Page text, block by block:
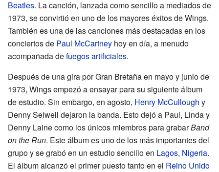
Beatles. La canción, lanzada como sencillo a mediados de
1973, se convirtió en uno de los mayores éxitos de Wings.
También es una de las canciones más destacadas en los
conciertos de Paul McCartney hoy en día, a menudo
acompañada defuegos artificiales.
Después de una gira por Gran Bretaña en mayo y junio de
1973, Wings empezó a ensayar para su siguiente álbum
de estudio. Sin embargo, en agosto, Henry McCullough y
Denny Seiwell dejaron la banda. Esto dejó a Paul, Linda y
Denny Laine como los únicos miembros para grabarBand
on the Run. Este álbum es uno de los más importantes del
grupo y se grabó en un estudio sencillo en Lagos, Nigeria.
El álbum alcanzó el primer puesto tanto en el Reino Unido